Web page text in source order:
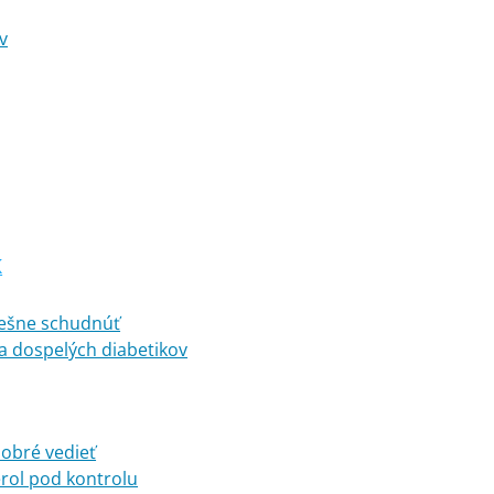
schudnúť
dospelých diabetikov
vedieť
pod kontrolu